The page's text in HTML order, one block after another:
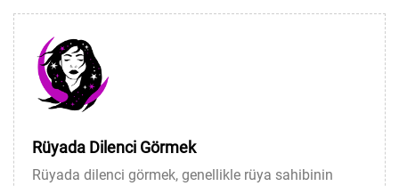
Rüyada Dilenci Görmek
Rüyada dilenci görmek, genellikle rüya sahibinin